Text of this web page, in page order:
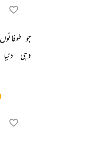
جو طوفانوں
وہی
دنیا